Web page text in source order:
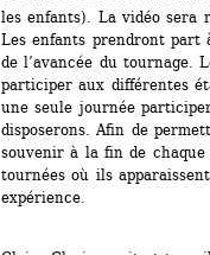
les enfants). La vidéo sera
Les enfants prendront
de l’avancée du tournage.
participer aux différentes
une seule journée
disposerons. Afin de
souvenir à la fin de
tournées où ils
expérience.